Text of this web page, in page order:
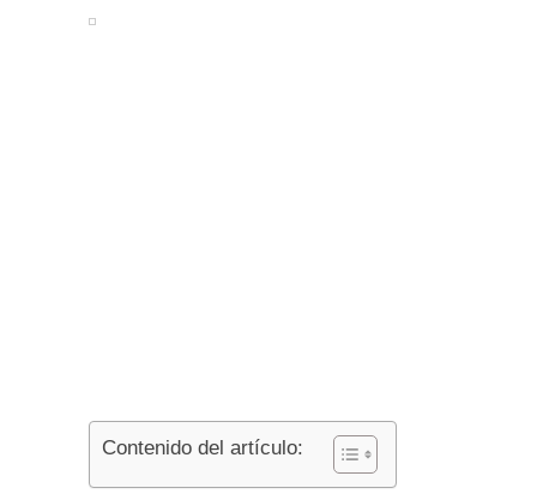
Contenido del artículo: